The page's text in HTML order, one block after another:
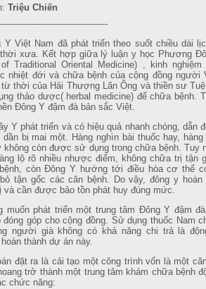
Triệu Chiến
Nam đã phát triển theo suốt chiều dài
xưa. Kết hợp giữa lý luận y học Phương
Traditional Oriental Medicine) , kinh nghiệm
nhiệt đới và chữa bệnh của cộng đồng người
thời của Hải Thượng Lãn Ông và thiền sư
thảo dược( herbal medicine) để chữa bệnh.
Đông Y đậm đà bản sắc Việt.
phát triển và có hiệu quả nhanh chóng, dẫn
dần bị mai một. Hàng nghìn bài thuốc hay,
không còn được sử dụng trong chữa bệnh. Tuy
lộ rõ nhiều nhược điểm, không chữa trị tận
còn Đông Y hướng tới điều hòa cơ thể
tận gốc các căn bệnh. Do vậy, đông y hoàn
và cần được bảo tồn phát huy đúng mức.
phát triển một trung tâm Đông Y đậm
đóng góp cho cộng đồng. Sử dụng thuốc Nam
người già không có khả năng chi trả là
thành dự án này.
đặt ra là cải tạo một công trình vốn là một
trở thành một trung tâm khám chữa bệnh
chức năng: